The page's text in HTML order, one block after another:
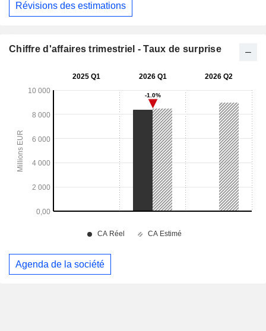
Révisions des estimations
Chiffre d'affaires trimestriel - Taux de surprise
Agenda de la société